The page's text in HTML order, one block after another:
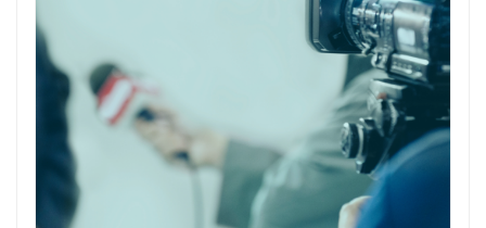
Numéro de téléphone